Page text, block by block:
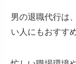
男の退職代行は
い人にもおすす